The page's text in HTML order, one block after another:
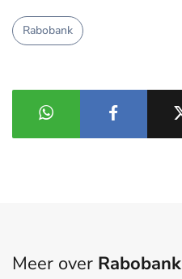
Rabobank
Meer over Rabobank